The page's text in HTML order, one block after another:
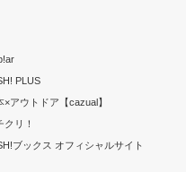
PLUS
×アウトドア【cazual】
クリ！
ブックス オフィシャルサイト